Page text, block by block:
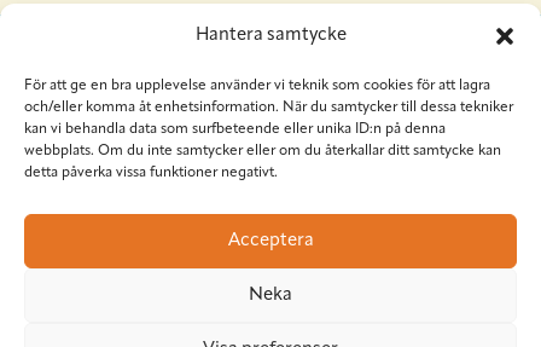
Hantera samtycke
För att ge en bra upplevelse använder vi teknik som cookies för att lagra
och/eller komma åt enhetsinformation. När du samtycker till dessa tekniker
kan vi behandla data som surfbeteende eller unika ID:n på denna
webbplats. Om du inte samtycker eller om du återkallar ditt samtycke kan
detta påverka vissa funktioner negativt.
Acceptera
Neka
Situation Sthlm
Torkel Knutssongatan 37
118 49 Stockholm
red@situationsthlm.se